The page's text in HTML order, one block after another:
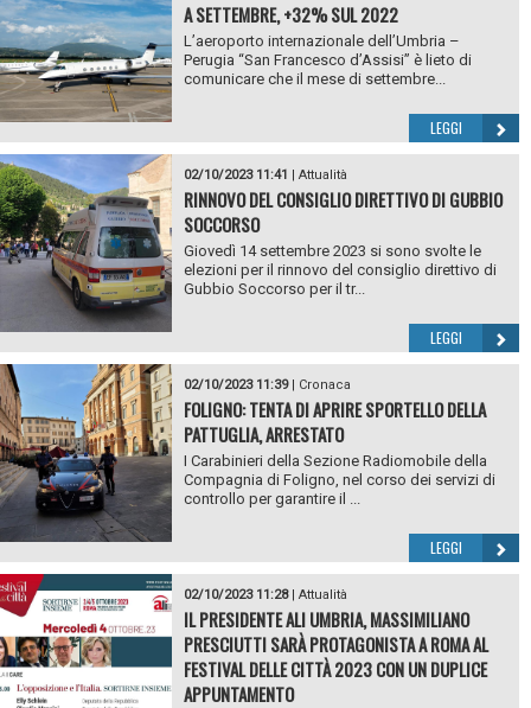
A SETTEMBRE, +32% SUL 2022
L’aeroporto internazionale dell’Umbria –
Perugia “San Francesco d’Assisi” è lieto di
comunicare che il mese di settembre...
LEGGI
02/10/2023 11:41 | Attualità
RINNOVO DEL CONSIGLIO DIRETTIVO DI GUBBIO
SOCCORSO
Giovedì 14 settembre 2023 si sono svolte le
elezioni per il rinnovo del consiglio direttivo di
Gubbio Soccorso per il tr...
LEGGI
02/10/2023 11:39| Cronaca
FOLIGNO: TENTA DI APRIRE SPORTELLO DELLA
PATTUGLIA, ARRESTATO
I Carabinieri della Sezione Radiomobile della
Compagnia di Foligno, nel corso dei servizi di
controllo per garantire il ...
LEGGI
02/10/2023 11:28| Attualità
IL PRESIDENTE ALI UMBRIA, MASSIMILIANO
PRESCIUTTI SARÀ PROTAGONISTA A ROMA AL
FESTIVAL DELLE CITTÀ 2023 CON UN DUPLICE
APPUNTAMENTO